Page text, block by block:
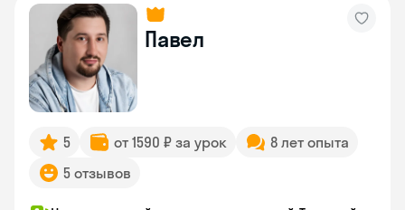
Павел
5 от 1590 ₽ за урок
8 лет опыта
5 отзывов